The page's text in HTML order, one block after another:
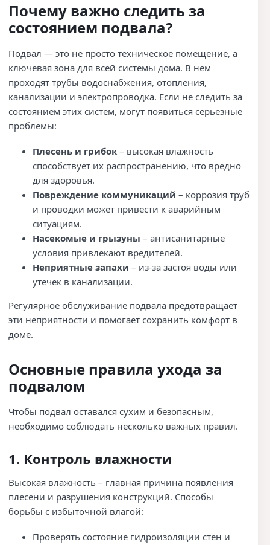
Почему важно следить за
состоянием подвала?
Подвал — это не просто техническое помещение, а
ключевая зона для всей системы дома. В нем
проходят трубы водоснабжения, отопления,
канализации и электропроводка. Если не следить за
состоянием этих систем, могут появиться серьезные
проблемы:
Плесень и грибок – высокая влажность
способствует их распространению, что вредно
для здоровья.
Повреждение коммуникаций – коррозия труб
и проводки может привести к аварийным
ситуациям.
Насекомые и грызуны – антисанитарные
условия привлекают вредителей.
Неприятные запахи – из-за застоя воды или
утечек в канализации.
Регулярное обслуживание подвала предотвращает
эти неприятности и помогает сохранить комфорт в
доме.
Основные правила ухода за
подвалом
Чтобы подвал оставался сухим и безопасным,
необходимо соблюдать несколько важных правил.
1. Контроль влажности
Высокая влажность – главная причина появления
плесени и разрушения конструкций. Способы
борьбы с избыточной влагой:
Проверять состояние гидроизоляции стен и